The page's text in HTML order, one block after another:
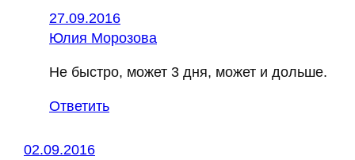
27.09.2016
Юлия Морозова
Не быстро, может 3 дня, может и дольше.
Ответить
02.09.2016